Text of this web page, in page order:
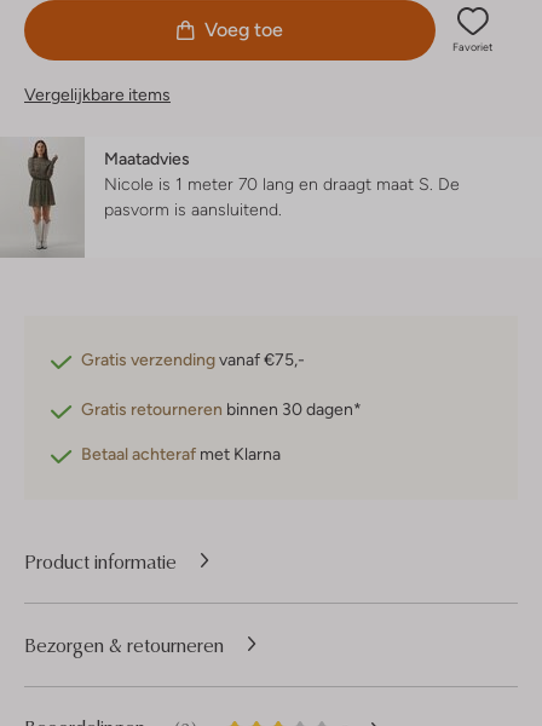
Voeg toe
Favoriet
Vergelijkbare items
Maatadvies
Nicole is 1 meter 70 lang en draagt maat S. De
pasvorm is aansluitend
Gratis verzendingvanaf €75,-
Gratis retourneren binnen 30 dagen*
Betaal achteraf met Klarna
Product informatie
Bezorgen & retourneren